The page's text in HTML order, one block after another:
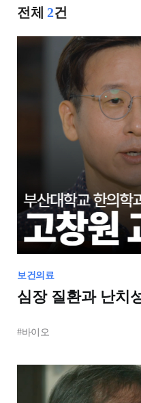
전체 2건
보건의료
심장 질환과 난치
#바이오